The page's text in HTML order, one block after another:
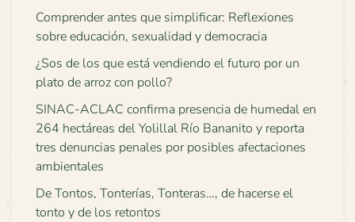
Comprender antes que simplificar: Reflexiones
sobre educación, sexualidad y democracia
¿Sos de los que está vendiendo el futuro por un
plato de arroz con pollo?
SINAC-ACLAC confirma presencia de humedal en
264 hectáreas del Yolillal Río Bananito y reporta
tres denuncias penales por posibles afectaciones
ambientales
De Tontos, Tonterías, Tonteras…, de hacerse el
tonto y de los retontos